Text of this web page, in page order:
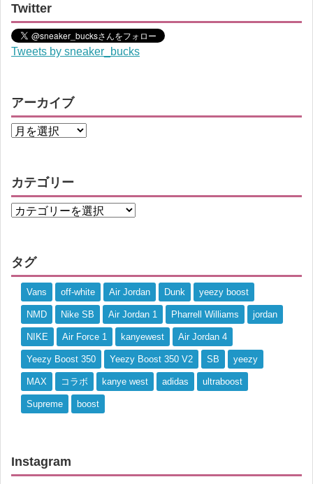
Twitter
Tweets by sneaker_bucks
アーカイブ
カテゴリー
タグ
Vans off-white Air Jordan Dunk yeezy boost
NMD Nike SB Air Jordan 1 Pharrell Williams jordan
NIKE Air Force 1 kanyewest Air Jordan 4
Yeezy Boost 350 Yeezy Boost 350 V2 SB yeezy
MAX コラボ kanye west adidas ultraboost
Supreme boost
Instagram